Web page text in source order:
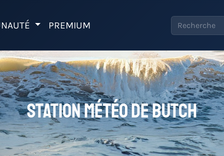
PREMIUM
Station météo de Butch